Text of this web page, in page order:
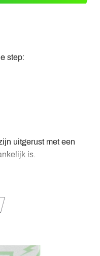
step:
uitgerust met een
is.